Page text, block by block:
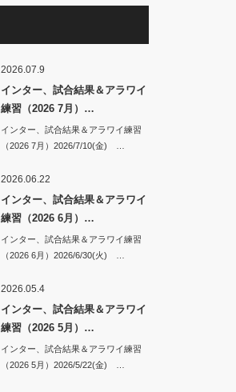
2026.07.9
インター、試合結果＆アラワイ
練習（2026 7月）…
インター、試合結果＆アラワイ練習
（2026 7月）2026/7/10(金) …
2026.06.22
インター、試合結果＆アラワイ
練習（2026 6月）…
インター、試合結果＆アラワイ練習
（2026 6月）2026/6/30(火) …
2026.05.4
インター、試合結果＆アラワイ
練習（2026 5月）…
インター、試合結果＆アラワイ練習
（2026 5月）2026/5/22(金) …